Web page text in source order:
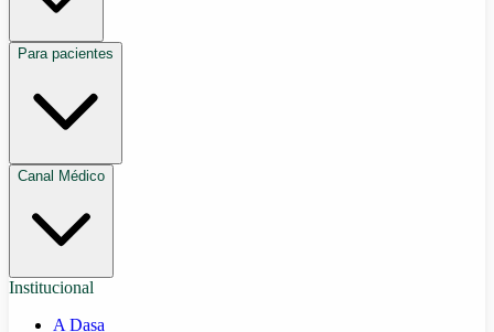
Para pacientes
Canal Médico
Institucional
A Dasa